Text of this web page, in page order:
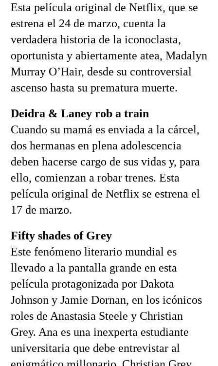
Esta película original de Netflix, que se
estrena el 24 de marzo, cuenta la
verdadera historia de la iconoclasta,
oportunista y abiertamente atea, Madalyn
Murray O’Hair, desde su controversial
ascenso hasta su prematura muerte.
Deidra & Laney rob a train
Cuando su mamá es enviada a la cárcel,
dos hermanas en plena adolescencia
deben hacerse cargo de sus vidas y, para
ello, comienzan a robar trenes. Esta
película original de Netflix se estrena el
17 de marzo.
Fifty shades of Grey
Este fenómeno literario mundial es
llevado a la pantalla grande en esta
película protagonizada por Dakota
Johnson y Jamie Dornan, en los icónicos
roles de Anastasia Steele y Christian
Grey. Ana es una inexperta estudiante
universitaria que debe entrevistar al